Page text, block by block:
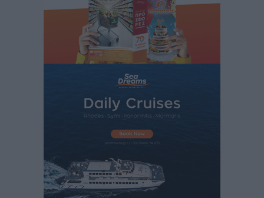
ΦΟΔΣΑ Νοτίου Αιγαίου: «Δεν ζητάμε ασυλία – ζητάμε
θεσμική προστασία της αυτοδιοίκησης»
πριν 2 ώρες
Στη διαδικασία της απευθείας διαπραγμάτευσης ο
Δήμος Ρόδου για τη ναυαγοσωστική κάλυψη των
πριν 2 ώρες
Στο Αυτόφωρο 47χρονος που φέρεται να απείλησε τη
δώσει χρήματα για ναρκωτικά
Τοπικές Ειδήσεις• πριν 2 ώρες